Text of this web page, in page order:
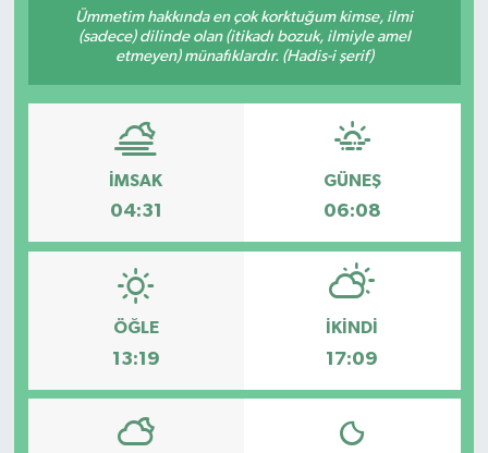
Ümmetim hakkında en çok korktuğum kimse, ilmi
(sadece) dilinde olan (itikadı bozuk, ilmiyle amel
etmeyen) münafıklardır. (Hadis-i şerif)
İMSAK
04:31
GÜNEŞ
06:08
ÖĞLE
13:19
İKINDI
17:09
RESMİ İLANLAR